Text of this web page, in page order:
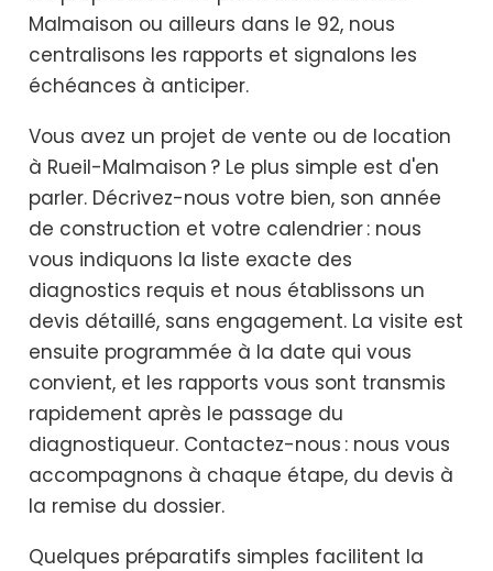
Malmaison ou ailleurs dans le 92, nous
centralisons les rapports et signalons les
échéances à anticiper.
Vous avez un projet de vente ou de location
à Rueil-Malmaison ? Le plus simple est d'en
parler. Décrivez-nous votre bien, son année
de construction et votre calendrier : nous
vous indiquons la liste exacte des
diagnostics requis et nous établissons un
devis détaillé, sans engagement. La visite est
ensuite programmée à la date qui vous
convient, et les rapports vous sont transmis
rapidement après le passage du
diagnostiqueur. Contactez-nous : nous vous
accompagnons à chaque étape, du devis à
la remise du dossier.
Quelques préparatifs simples facilitent la